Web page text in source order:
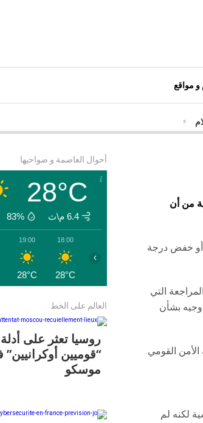
و مواقع
أول دفعة جرحى فلسطنين الى الجزائر
من أن
أو خفض درجة
23 مايو أيار بالمساعدة في المراجعة التي
وجيه بشأن
القومي.
إن تحقيقه خلص إلى أن روسيا تدخلت في انتخابات 2016 الرئاسية لكنه لم
أحوال العاصمة و ضواحيها
28°C
6.4 م\ث 83%
18:00
28°C
19:00
28°C
›
العالم على الخط
روسيا تعثر على
“قوميين
موسكو